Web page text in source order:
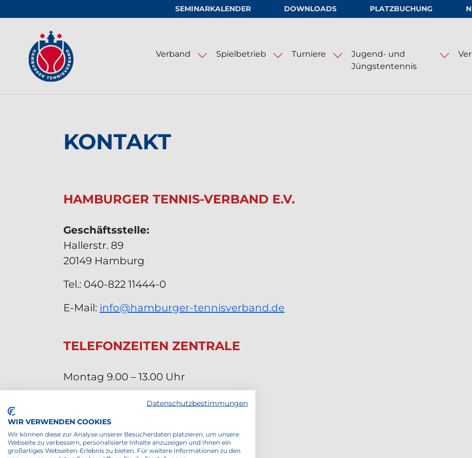
SEMINARKALENDER DOWNLOADS PLATZBUCHUNG
Logo vom Hamburger Tennis-Verband e.V.
Verband Spielbetrieb Turniere
Jugend- und
Jüngstentennis
KONTAKT
HAMBURGER TENNIS-VERBAND E.V.
Geschäftsstelle:
Hallerstr. 89
20149 Hamburg
Tel.: 040-822 11444-0
E-Mail: info@hamburger-tennisverband.de
TELEFONZEITEN ZENTRALE
Montag 9.00 – 13.00 Uhr
Dienstag 13.00 – 17.00 Uhr
Mittwoch 9.00 – 13.00 Uhr
Donnerstag 9.00 – 13.00 Uhr
Datenschutzbestimmungen
WIR VERWENDEN COOKIES
Wir können diese zur Analyse unserer Besucherdaten platzieren, um unsere
Webseite zu verbessern, personalisierte Inhalte anzuzeigen und Ihnen ein
großartiges Webseiten-Erlebnis zu bieten. Für weitere Informationen zu den